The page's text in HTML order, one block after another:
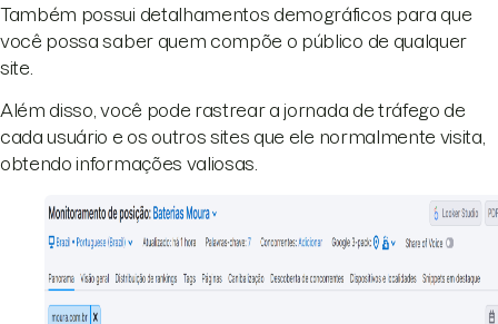
Também possui detalhamentos demográficos para que
você possa saber quem compõe o público de qualquer
site.
Além disso, você pode rastrear a jornada de tráfego de
cada usuário e os outros sites que ele normalmente visita,
obtendo informações valiosas.